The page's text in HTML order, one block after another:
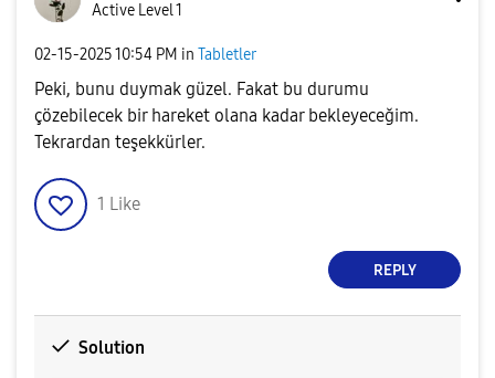
Active Level 1
‎02-15-202510:54 PM in Tabletler
Peki, bunu duymak güzel. Fakat bu durumu
çözebilecek bir hareket olana kadar bekleyeceğim.
Tekrardan teşekkürler.
1 Like
REPLY
Solution